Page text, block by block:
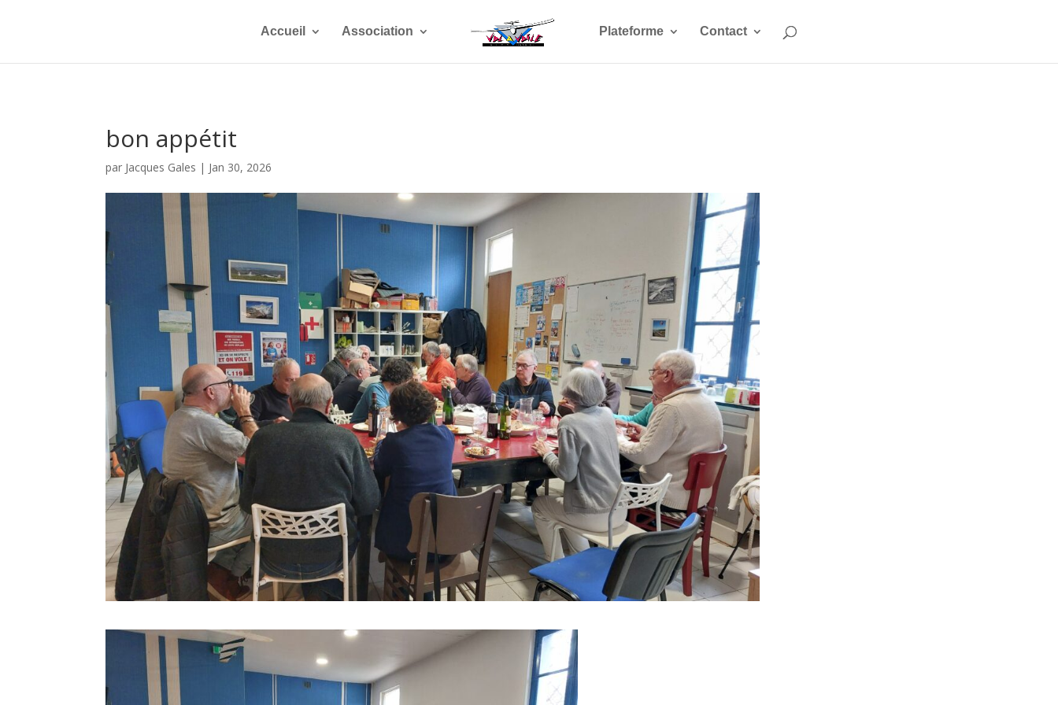
Accueil Association Plateforme Contact
bon appétit
par Jacques Gales | Jan 30, 2026